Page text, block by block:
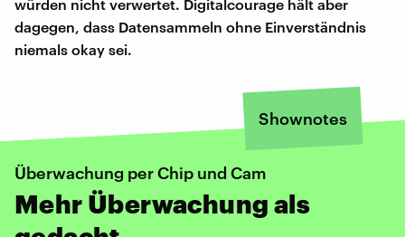
würden nicht verwertet. Digitalcourage hält aber
dagegen, dass Datensammeln ohne Einverständnis
niemals okay sei.
Shownotes
Überwachung per Chip und Cam
Mehr Überwachung als